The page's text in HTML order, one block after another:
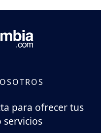
para ofrecer tus